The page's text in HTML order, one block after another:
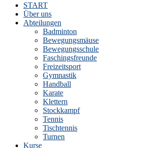
START
Über uns
Abteilungen
Badminton
Bewegungsmäuse
Bewegungsschule
Faschingsfreunde
Freizeitsport
Gymnastik
Handball
Karate
Klettern
Stockkampf
Tennis
Tischtennis
Turnen
Kurse